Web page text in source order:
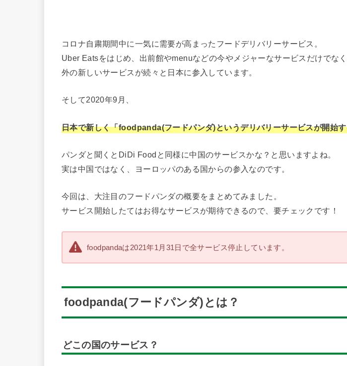
コロナ自粛期間中に一気に需要が高まったフードデリバリーサービス。
Uber Eatsをはじめ、出前館やmenuなどの今やメジャーなサービスだけでな
外の新しいサービスが続々と日本に参入しています。
そして2020年9月、
日本で新しく「foodpanda(フードパンダ)というデリバリーサービスが開始
パンダと聞くとDiDi Foodと同様に中国のサービスかな？と思いますよね。
実は中国ではなく、ヨーロッパのある国からの参入なのです。
今回は、大注目のフードパンダの概要をまとめてみました。
サービス開始したてはお得なサービスが期待できるので、要チェックです！
foodpandaは2021年1月31日で全サービス停止しています。
foodpanda(フードパンダ)とは？
どこの国のサービス？